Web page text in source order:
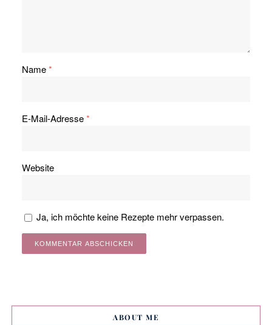
Name*
E-Mail-Adresse*
Website
Ja, ich möchte keine Rezepte mehr verpassen.
ABOUT ME